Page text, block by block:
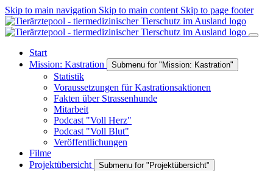
Skip to main navigation Skip to main content Skip to page footer
Start
Mission: Kastration
Submenu for "Mission: Kastration"
Statistik
Voraussetzungen für Kastrationsaktionen
Fakten über Strassenhunde
Mitarbeit
Podcast "Voll Herz"
Podcast "Voll Blut"
Veröffentlichungen
Filme
Projektübersicht
Submenu for "Projektübersicht"